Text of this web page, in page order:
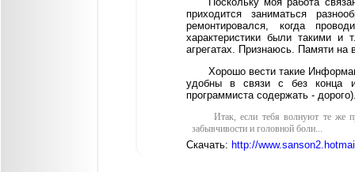
приходится заниматься
ремонтировался, когда
характеристики были такими
агрегатах. Признаюсь. Памяти на
Хорошо вести такие
удобны в связи с без конца
программиста содержать -
Итак, если тебя волнуют те же
забывчивости и головной боли...
Скачать: http://